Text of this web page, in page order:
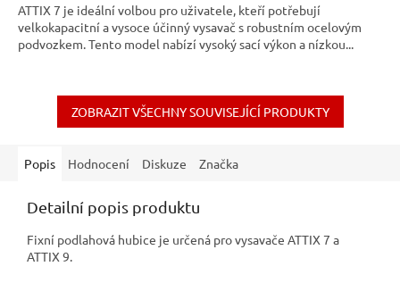
ATTIX 7 je ideální volbou pro uživatele, kteří potřebují
velkokapacitní a vysoce účinný vysavač s robustním ocelovým
podvozkem. Tento model nabízí vysoký sací výkon a nízkou...
ZOBRAZIT VŠECHNY SOUVISEJÍCÍ PRODUKTY
Popis Hodnocení Diskuze Značka
Detailní popis produktu
Fixní podlahová hubice je určená pro vysavače ATTIX 7 a
ATTIX 9.